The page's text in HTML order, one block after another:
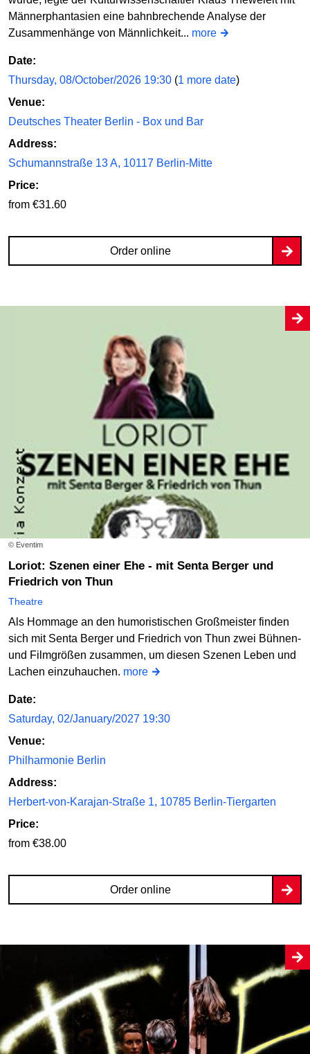
Männerphantasien eine bahnbrechende Analyse der
Zusammenhänge von Männlichkeit... more
Date:
Thursday, 08/October/2026 19:30 (1 more date)
Venue:
Deutsches Theater Berlin - Box und Bar
Address:
Schumannstraße 13 A, 10117 Berlin-Mitte
Price:
from €31.60
Order online
© Eventim
Loriot: Szenen einer Ehe - mit Senta Berger und
Friedrich von Thun
Theatre
Als Hommage an den humoristischen Großmeister finden
sich mit Senta Berger und Friedrich von Thun zwei Bühnen-
und Filmgrößen zusammen, um diesen Szenen Leben und
Lachen einzuhauchen. more
Date:
Saturday, 02/January/2027 19:30
Venue:
Philharmonie Berlin
Address:
Herbert-von-Karajan-Straße 1, 10785 Berlin-Tiergarten
Price:
from €38.00
Order online